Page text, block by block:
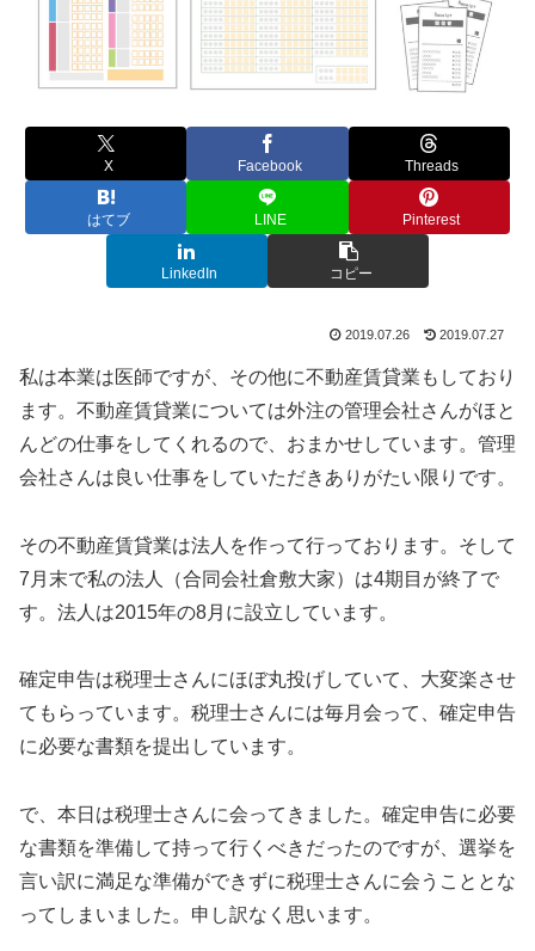
X Facebook Threads
はてブ LINE Pinterest
LinkedIn コピー
2019.07.26 2019.07.27
私は本業は医師ですが、その他に不動産賃貸業もしており
ます。不動産賃貸業については外注の管理会社さんがほと
んどの仕事をしてくれるので、おまかせしています。管理
会社さんは良い仕事をしていただきありがたい限りです。
その不動産賃貸業は法人を作って行っております。そして
7月末で私の法人（合同会社倉敷大家）は4期目が終了で
す。法人は2015年の8月に設立しています。
確定申告は税理士さんにほぼ丸投げしていて、大変楽させ
てもらっています。税理士さんには毎月会って、確定申告
に必要な書類を提出しています。
で、本日は税理士さんに会ってきました。確定申告に必要
な書類を準備して持って行くべきだったのですが、選挙を
言い訳に満足な準備ができずに税理士さんに会うこととな
ってしまいました。申し訳なく思います。